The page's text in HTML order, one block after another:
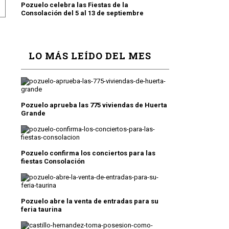
DE MAYO: LOS PARTIDOS DE LA OPOSICIÓN
Pozuelo celebra las Fiestas de la
Consolación del 5 al 13 de septiembre
LO MÁS LEÍDO DEL MES
Pozuelo aprueba las 775 viviendas de Huerta
Grande
Pozuelo confirma los conciertos para las
fiestas Consolación
Pozuelo abre la venta de entradas para su
feria taurina